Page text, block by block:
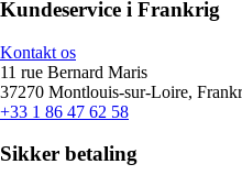
Kundeservice i Frankrig
Kontakt os
11 rue Bernard Maris
37270 Montlouis-sur-Loire,
+33 1 86 47 62 58
Sikker betaling